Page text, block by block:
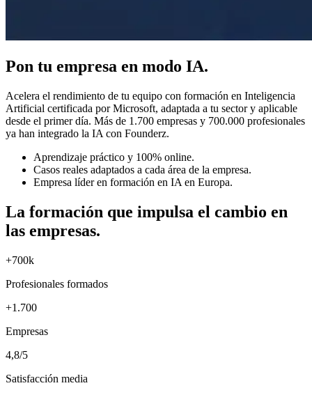
Pon tu empresa en modo IA.
Acelera el rendimiento de tu equipo con formación en Inteligencia
Artificial certificada por Microsoft, adaptada a tu sector y aplicable
desde el primer día. Más de 1.700 empresas y 700.000 profesionales
ya han integrado la IA con Founderz.
Aprendizaje práctico y 100% online.
Casos reales adaptados a cada área de la empresa.
Empresa líder en formación en IA en Europa.
La formación que impulsa el cambio en
las empresas.
+700k
Profesionales formados
+1.700
Empresas
4,8/5
Satisfacción media